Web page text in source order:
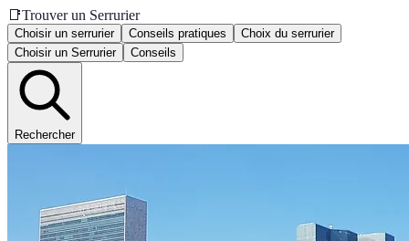
📑Trouver un Serrurier
Choisir un serrurier Conseils pratiques
Choix du serrurier
Choisir un Serrurier
Conseils
Rechercher